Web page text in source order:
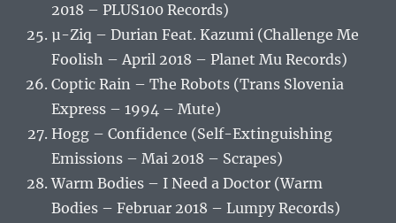
2018 – PLUS100 Records)
µ-Ziq – Durian Feat. Kazumi (Challenge Me
Foolish – April 2018 – Planet Mu Records)
Coptic Rain – The Robots (Trans Slovenia
Express – 1994 – Mute)
Hogg – Confidence (Self-Extinguishing
Emissions – Mai 2018 – Scrapes)
Warm Bodies – I Need a Doctor (Warm
Bodies – Februar 2018 – Lumpy Records)